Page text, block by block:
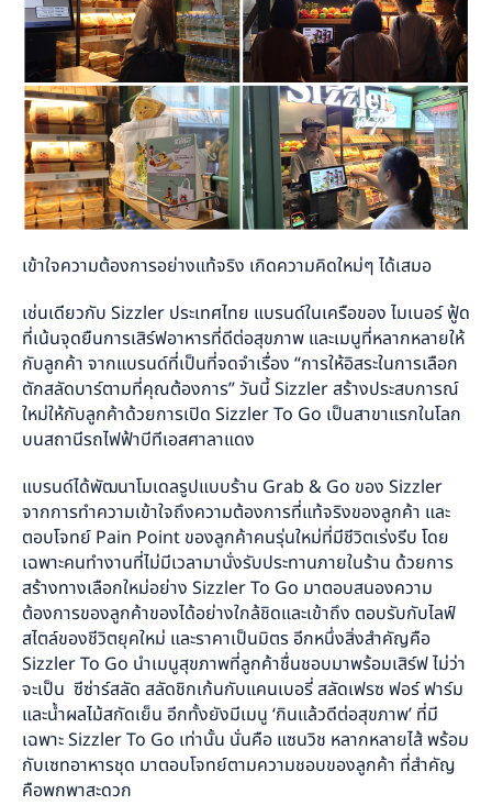
เข้าใจความต้องการอย่างแท้จริง เกิดความคิดใหม่ๆ ได้เสมอ
เช่นเดียวกับ Sizzler ประเทศไทย แบรนด์ในเครือของ ไมเนอร์ ฟู้ด
ที่เน้นจุดยืนการเสิร์ฟอาหารที่ดีต่อสุขภาพ และเมนูที่หลากหลายให้
กับลูกค้า จากแบรนด์ที่เป็นที่จดจำเรื่อง “การให้อิสระในการเลือก
ตักสลัดบาร์ตามที่คุณต้องการ” วันนี้ Sizzler สร้างประสบการณ์
ใหม่ให้กับลูกค้าด้วยการเปิด Sizzler To Go เป็นสาขาแรกในโลก
บนสถานีรถไฟฟ้าบีทีเอสศาลาแดง
แบรนด์ได้พัฒนาโมเดลรูปแบบร้าน Grab & Go ของ Sizzler
จากการทำความเข้าใจถึงความต้องการที่แท้จริงของลูกค้า และ
ตอบโจทย์ Pain Point ของลูกค้าคนรุ่นใหม่ที่มีชีวิตเร่งรีบ โดย
เฉพาะคนทำงานที่ไม่มีเวลามานั่งรับประทานภายในร้าน ด้วยการ
สร้างทางเลือกใหม่อย่าง Sizzler To Go มาตอบสนองความ
ต้องการของลูกค้าของได้อย่างใกล้ชิดและเข้าถึง ตอบรับกับไลฟ์
สไตล์ของชีวิตยุคใหม่ และราคาเป็นมิตร อีกหนึ่งสิ่งสำคัญคือ
Sizzler To Go นำเมนูสุขภาพที่ลูกค้าชื่นชอบมาพร้อมเสิร์ฟ ไม่ว่า
จะเป็น ซีซ่าร์สลัด สลัดชิกเก้นกับแคนเบอรี่ สลัดเฟรซ ฟอร์ ฟาร์ม
และน้ำผลไม้สกัดเย็น อีกทั้งยังมีเมนู ‘กินแล้วดีต่อสุขภาพ’ ที่มี
เฉพาะ Sizzler To Go เท่านั้น นั่นคือ แซนวิช หลากหลายไส้ พร้อม
กับเซทอาหารชุด มาตอบโจทย์ตามความชอบของลูกค้า ที่สำคัญ
คือพกพาสะดวก